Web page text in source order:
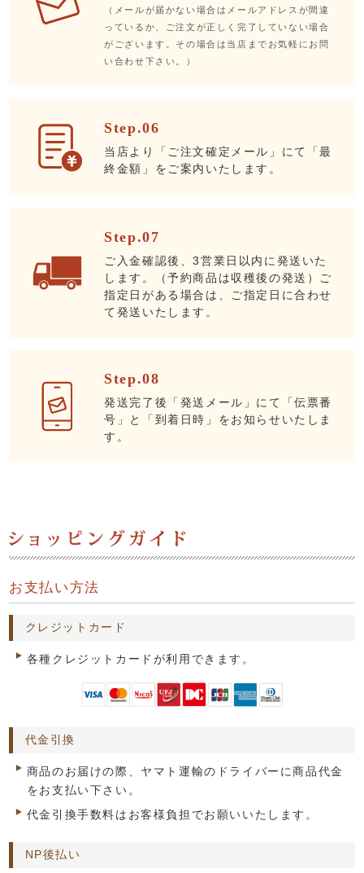
（メールが届かない場合はメールアドレスが間違
っているか、ご注文が正しく完了していない場合
がございます。その場合は当店までお気軽にお問
い合わせ下さい。）
Step.06
当店より「ご注文確定メール」にて「最
終金額」をご案内いたします。
Step.07
ご入金確認後、3営業日以内に発送いた
します。（予約商品は収穫後の発送）ご
指定日がある場合は、ご指定日に合わせ
て発送いたします。
Step.08
発送完了後「発送メール」にて「伝票番
号」と「到着日時」をお知らせいたしま
す。
お支払い方法
クレジットカード
各種クレジットカードが利用できます。
代金引換
商品のお届けの際、ヤマト運輸のドライバーに商品代金
をお支払い下さい。
代金引換手数料はお客様負担でお願いいたします。
NP後払い